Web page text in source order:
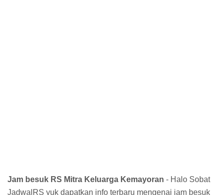
Jam besuk RS Mitra Keluarga Kemayoran - Halo Sobat
JadwalRS yuk dapatkan info terbaru mengenai jam besuk